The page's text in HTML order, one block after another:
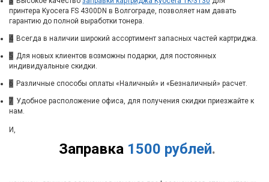
принтера Kyocera FS 4300DN в Волгограде, позволяет нам давать
гарантию до полной выработки тонера.
4 Всегда в наличии широкий ассортимент запасных частей картриджа.
5 Для новых клиентов возможны подарки, для постоянных
индивидуальные скидки.
6 Различные способы оплаты «Наличный» и «Безналичный» расчет.
7 Удобное расположение офиса, для получения скидки приезжайте к
нам.
Заправка 1500 рублей.
И,